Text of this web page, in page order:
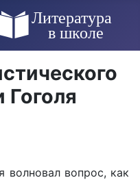
Гоголя
волновал вопрос, как